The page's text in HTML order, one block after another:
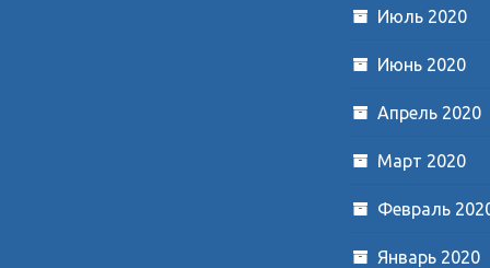
Июль 2020
Июнь 2020
Апрель 2020
Март 2020
Февраль
Январь 2020